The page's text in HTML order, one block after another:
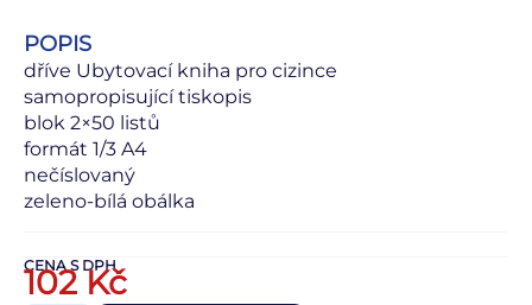
POPIS
dříve Ubytovací kniha pro cizince
samopropisující tiskopis
blok 2×50 listů
formát 1/3 A4
nečíslovaný
zeleno-bílá obálka
CENA S DPH
102Kč